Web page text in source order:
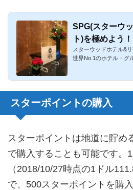
SPG(スターウ
ト)を極めよう
ントを徹底解説
スターウッドホテル&
世界No.1のホテル・グ
スターポイントの購入
スターポイントは地道に貯め
で購入することも可能です。
（2018/10/27時点の1ドル
で、500スターポイントを購入